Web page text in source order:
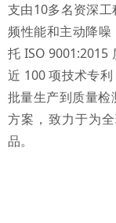
支由10多名资深
频性能和主动降噪
托 ISO 9001:2015
近 100 项技术专
批量生产到质量
方案，致力于为
品。